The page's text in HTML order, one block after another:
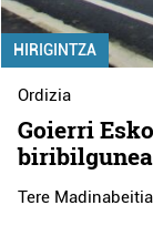
HIRIGINTZA
Ordizia
Goierri
Tere Madinabeitia